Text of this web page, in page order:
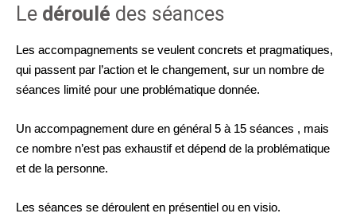
Le déroulé des séances
Les accompagnements se veulent concrets et pragmatiques,
qui passent par l’action et le changement, sur un nombre de
séances limité pour une problématique donnée.
Un accompagnement dure en général 5 à 15 séances , mais
ce nombre n’est pas exhaustif et dépend de la problématique
et de la personne.
Les séances se déroulent en présentiel ou en visio.